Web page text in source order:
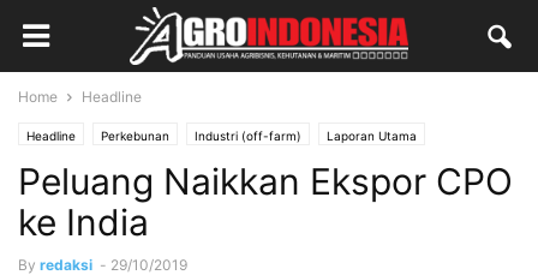
Home Headline
Headline Perkebunan Industri (off-farm) Laporan Utama
Peluang Naikkan Ekspor CPO
ke India
By redaksi - 29/10/2019